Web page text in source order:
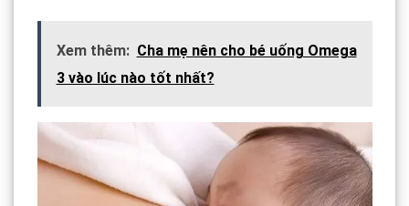
Xem thêm: Cha mẹ nên cho bé uống Omega
3 vào lúc nào tốt nhất?